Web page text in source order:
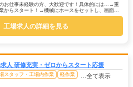
お仕事未経験の方、大歓迎です！具体的には…→重
からスタート！→機械にホースをセットし、画面の
...
工場求人の詳細を見る
人 研修充実・ゼロからスタート応援
スタッフ・工場内作業 軽作業 …全て表示